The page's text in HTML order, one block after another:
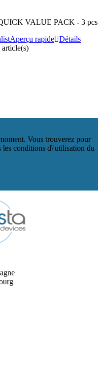
VALUE PACK - 3 pcs
Aperçu rapide Détails
Vous trouverez pour
les conditions d\'utilisation du